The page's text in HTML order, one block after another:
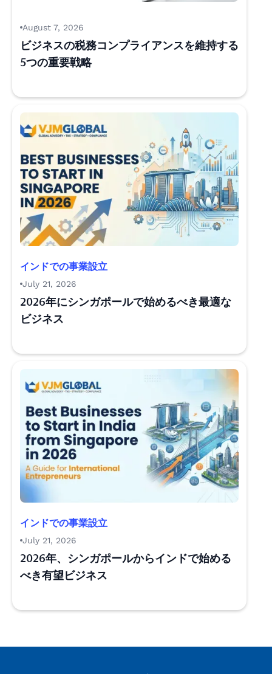
August 7, 2026
ビジネスの税務コンプライアンスを維持する
5つの重要戦略
インドでの事業設立
July 21, 2026
2026年にシンガポールで始めるべき最適な
ビジネス
インドでの事業設立
July 21, 2026
2026年、シンガポールからインドで始める
べき有望ビジネス